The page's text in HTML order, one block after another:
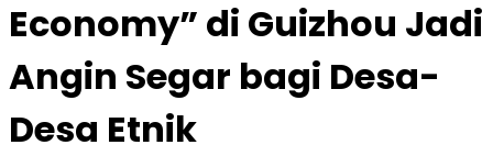
Economy” di Guizhou Jadi
Angin Segar bagi Desa-
Desa Etnik